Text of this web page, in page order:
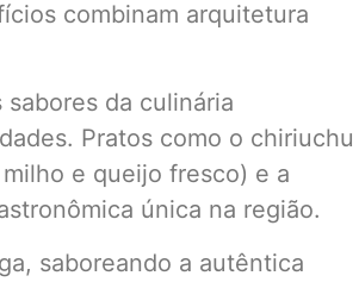
combinam arquitetura
da culinária
Pratos como o chiriuchu
e queijo fresco) e a
única na região.
saboreando a autêntica